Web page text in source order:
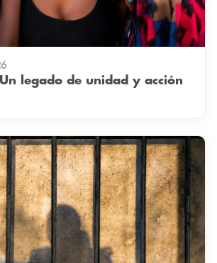
legado de unidad y acción